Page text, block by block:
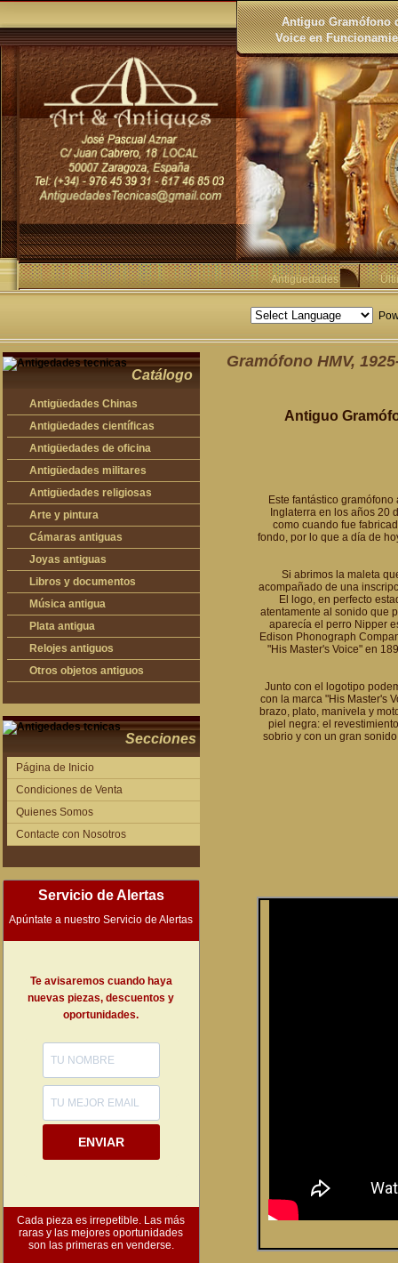
Antiguo Gramófono
Voice en
Antigüedades
Catálogo
Antigüedades Chinas
Antigüedades Chinas
Antigüedades científicas
Antigüedades científicas
Antigüedades de oficina
Máquinas de escribir antiguas
Calculadoras antiguas
Teléfonos y Telégrafos antiguos
Antigüedades militares
Espadas antiguas
Medallas y condecoraciones
Cascos militares
Otros artículos militares
Antigüedades religiosas
Antigüedades religiosas
Arte y pintura
Pintura antigua
Pintura contemporánea
Grabados antiguos y mapas
Cámaras antiguas
Cámaras antiguas
Joyas antiguas
Joyas antiguas
Libros y documentos
Libros antiguos
Fotografia antigua
Publicaciones antiguas
Música antigua
Gramófonos antiguos
Cajas de música antiguas
Radios antiguas
Plata antigua
Plata antigua
Relojes antiguos
Relojes sobremesa antiguos
Relojes de pie antiguos
Relojes de bolsillo antiguos
Relojes de pulsera antiguos
Otros objetos antiguos
Secciones
Página de Inicio
Condiciones de Venta
Quienes Somos
Contacte con Nosotros
Servicio de Alertas
Apúntate a nuestro Servicio de Alertas
Te avisaremos cuando haya
nuevas piezas, descuentos y
oportunidades.
ENVIAR
Cada pieza es irrepetible. Las más
raras y las mejores oportunidades
son las primeras en venderse.
Gramófono HMV,
Antiguo
Este fantástico
Inglaterra en los años 20
como cuando fue
fondo, por lo que a día de
Si abrimos la maleta
acompañado de una
El logo, en perfecto
atentamente al sonido que
aparecía el perro Nipper
Edison Phonograph
"His Master's Voice" en
Junto con el logotipo
con la marca "His Master's
brazo, plato, manivela y
piel negra: el
sobrio y con un gran